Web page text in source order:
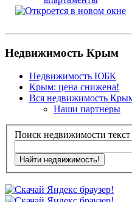
Недвижимость Крым
Недвижимость ЮБК
Крым: цена снижена!
Вся недвижимость
Наши партнеры
Поиск недвижимости